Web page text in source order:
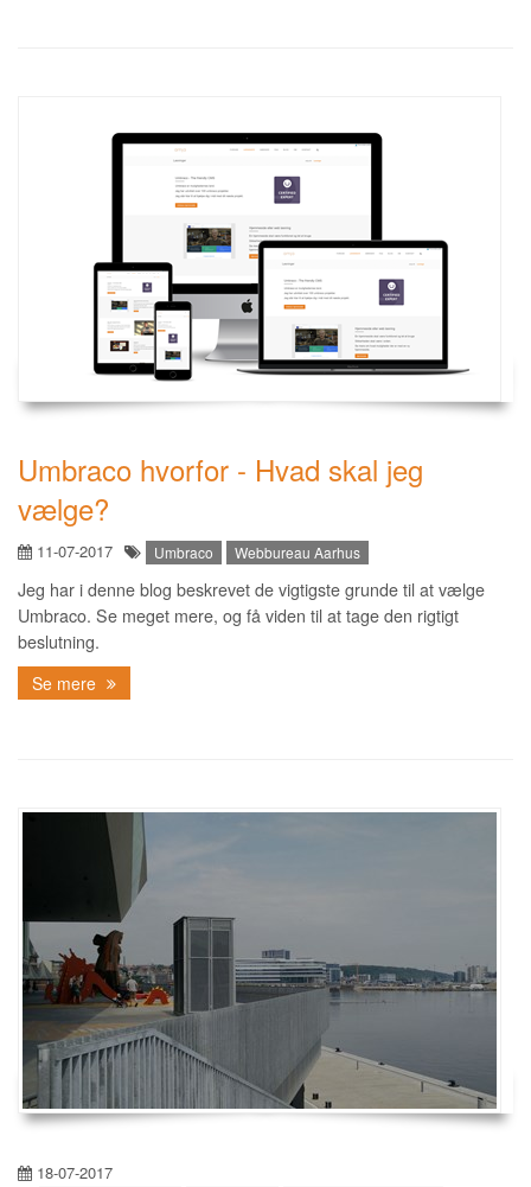
Umbraco hvorfor - Hvad skal jeg
vælge?
11-07-2017 Umbraco Webbureau Aarhus
Jeg har i denne blog beskrevet de vigtigste grunde til at vælge
Umbraco. Se meget mere, og få viden til at tage den rigtigt
beslutning.
Se mere
18-07-2017